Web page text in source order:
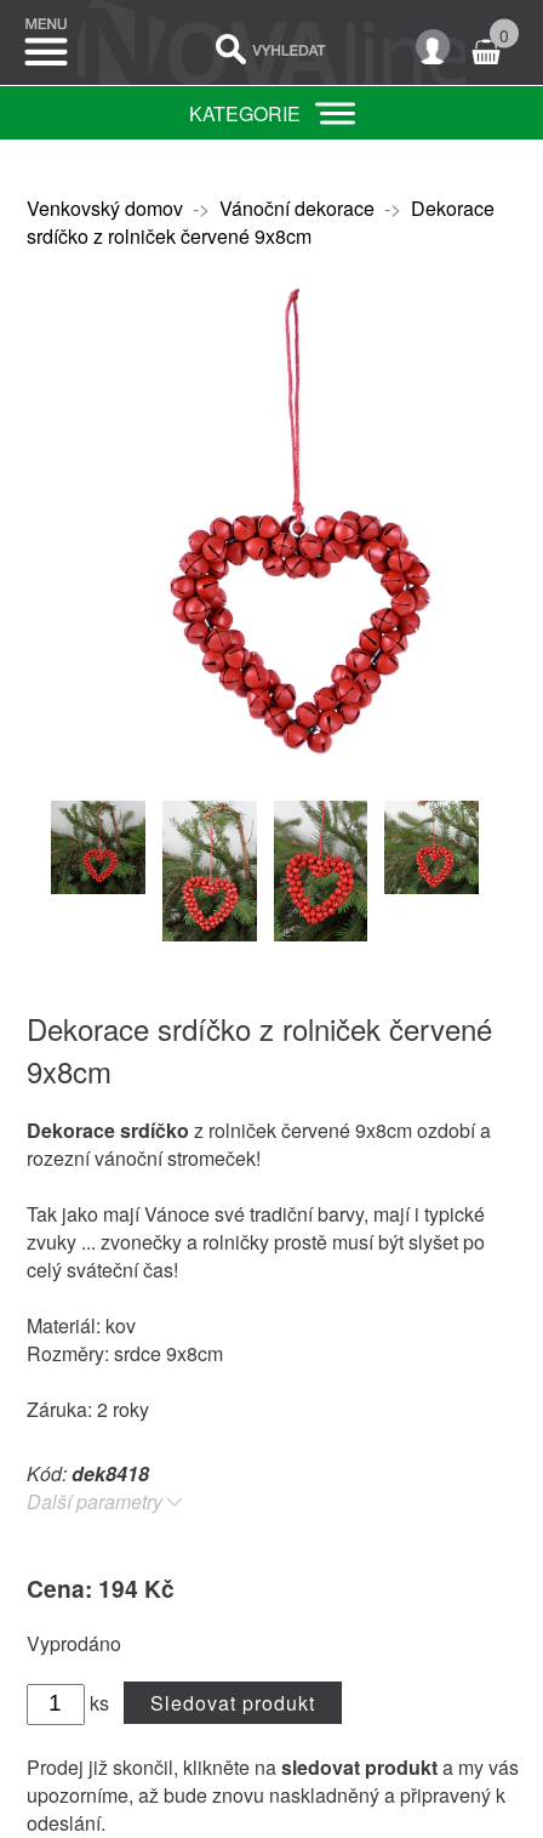
0
KATEGORIE
Venkovský domov-> Vánoční dekorace-> Dekorace
srdíčko z rolniček červené 9x8cm
Dekorace srdíčko z rolniček červené
9x8cm
Dekorace srdíčko z rolniček červené 9x8cm ozdobí a
rozezní vánoční stromeček!
Tak jako mají Vánoce své tradiční barvy, mají i typické
zvuky ... zvonečky a rolničky prostě musí být slyšet po
celý sváteční čas!
Materiál: kov
Rozměry: srdce 9x8cm
Záruka: 2 roky
Kód:dek8418
Další parametry
Cena: 194 Kč
Vyprodáno
ks Sledovat produkt
Prodej již skončil, klikněte nasledovat produkta my vás
upozorníme, až bude znovu naskladněný a připravený k
odeslání.